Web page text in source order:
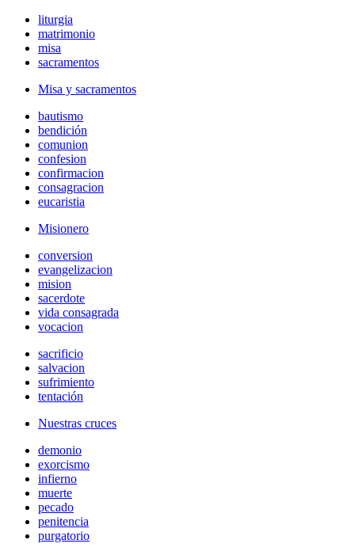
liturgia
matrimonio
misa
sacramentos
Misa y sacramentos
bautismo
bendición
comunion
confesion
confirmacion
consagracion
eucaristia
Misionero
conversion
evangelizacion
mision
sacerdote
vida consagrada
vocacion
sacrificio
salvacion
sufrimiento
tentación
Nuestras cruces
demonio
exorcismo
infierno
muerte
pecado
penitencia
purgatorio